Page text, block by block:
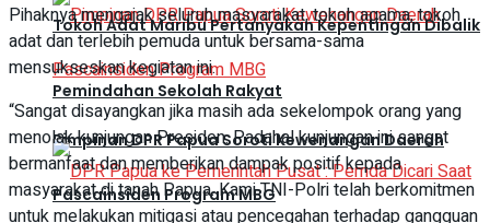
Pimpinan DPR Papua Soroti Kewenangan Daerah
Pascainsiden Program MBG
Tokoh Adat Maribu Pertanyakan Kepentingan Dibalik
Pemindahan Sekolah Rakyat
Pihaknya mengajak seluruh masyarakat, tokoh agama, tokoh
adat dan terlebih pemuda untuk bersama-sama
mensukseskan kegiatan ini.
“Sangat disayangkan jika masih ada sekelompok orang yang
menolak kunjungan Presiden. Padahal kunjungan ini sangat
bermanfaat dan memberikan dampak positif kepada
masyarakat di tanah Papua. Kami TNI-Polri telah berkomitmen
untuk melakukan mitigasi atau pencegahan terhadap gangguan